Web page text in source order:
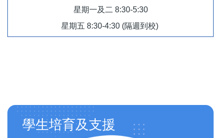
星期一及二 8:30-5:30
星期五 8:30-4:30 (隔週到校)
Main
navigation
學生培育及支援